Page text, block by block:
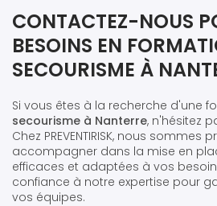
CONTACTEZ-NOUS
BESOINS EN
SECOURISME À
Si vous êtes à la recherche d'une
secourisme à Nanterre, n'hésitez
Chez PREVENTIRISK, nous sommes
accompagner dans la mise en
efficaces et adaptées à vos
confiance à notre expertise pour
vos équipes.